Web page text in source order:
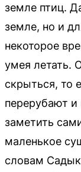
земле птиц.
земле, но и
некоторое
умея летать.
скрыться, то
перерубают и
заметить
маленькое
словам